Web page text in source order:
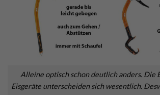
Alleine optisch schon deutlich anders. Die
Eisgeräte unterscheiden sich wesentlich.